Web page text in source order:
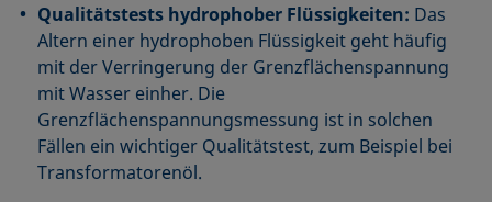
Qualitätstests hydrophober Flüssigkeiten: Das
Altern einer hydrophoben Flüssigkeit geht häufig
mit der Verringerung der Grenzflächenspannung
mit Wasser einher. Die
Grenzflächenspannungsmessung ist in solchen
Fällen ein wichtiger Qualitätstest, zum Beispiel bei
Transformatorenöl.